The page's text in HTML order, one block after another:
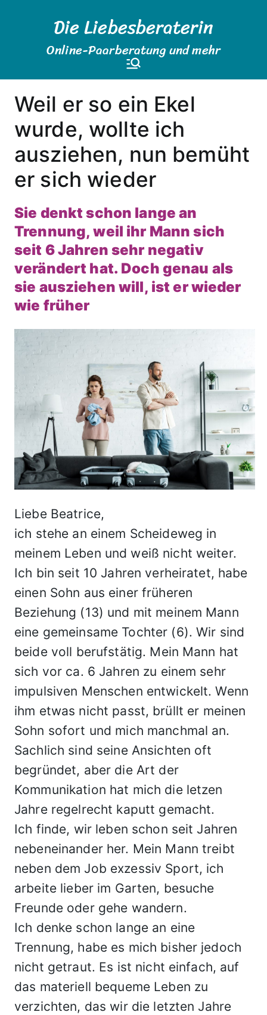
Die Liebesberaterin
Online-Paarberatung und mehr
Weil er so ein Ekel
wurde, wollte ich
ausziehen, nun bemüht
er sich wieder
Sie denkt schon lange an
Trennung, weil ihr Mann sich
seit 6 Jahren sehr negativ
verändert hat. Doch genau als
sie ausziehen will, ist er wieder
wie früher
Liebe Beatrice,
ich stehe an einem Scheideweg in
meinem Leben und weiß nicht weiter.
Ich bin seit 10 Jahren verheiratet, habe
einen Sohn aus einer früheren
Beziehung (13) und mit meinem Mann
eine gemeinsame Tochter (6). Wir sind
beide voll berufstätig. Mein Mann hat
sich vor ca. 6 Jahren zu einem sehr
impulsiven Menschen entwickelt. Wenn
ihm etwas nicht passt, brüllt er meinen
Sohn sofort und mich manchmal an.
Sachlich sind seine Ansichten oft
begründet, aber die Art der
Kommunikation hat mich die letzen
Jahre regelrecht kaputt gemacht.
Ich finde, wir leben schon seit Jahren
nebeneinander her. Mein Mann treibt
neben dem Job exzessiv Sport, ich
arbeite lieber im Garten, besuche
Freunde oder gehe wandern.
Ich denke schon lange an eine
Trennung, habe es mich bisher jedoch
nicht getraut. Es ist nicht einfach, auf
das materiell bequeme Leben zu
verzichten, das wir die letzten Jahre